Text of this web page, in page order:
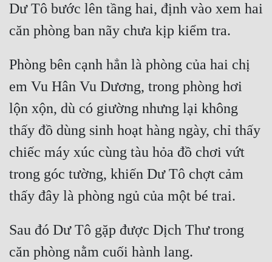
Dư Tô bước lên tầng hai, định vào xem hai
Phòng bên cạnh hẳn là phòng của hai chị
em Vu Hân Vu Dương, trong phòng hơi
lộn xộn, dù có giường nhưng lại không
thấy đồ dùng sinh hoạt hàng ngày, chỉ thấy
chiếc máy xúc cùng tàu hỏa đồ chơi vứt
trong góc tường, khiến Dư Tô chợt cảm
Sau đó Dư Tô gặp được Dịch Thư trong